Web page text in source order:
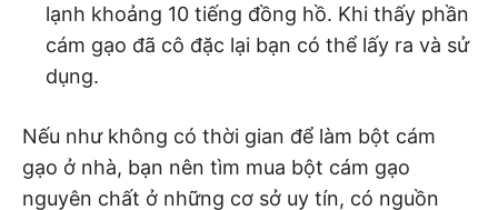
lạnh khoảng 10 tiếng đồng hồ. Khi thấy phần
cám gạo đã cô đặc lại bạn có thể lấy ra và sử
dụng.
Nếu như không có thời gian để làm bột cám
gạo ở nhà, bạn nên tìm mua bột cám gạo
nguyên chất ở những cơ sở uy tín, có nguồn